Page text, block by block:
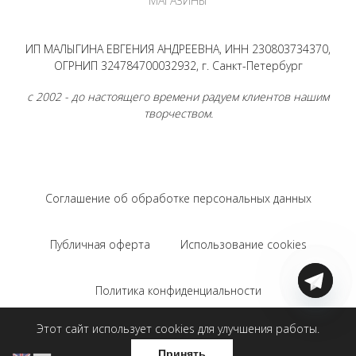
ИП МАЛЫГИНА ЕВГЕНИЯ АНДРЕЕВНА, ИНН 230803734370,
ОГРНИП 324784700032932, г. Санкт-Петербург
с 2002 - до настоящего времени радуем клиентов нашим
творчеством.
Соглашение об обработке персональных данных
Публичная оферта Использование cookies
Политика конфиденциальности
Соглашение на использование Яндекс.Метрики
Этот сайт использует cookies для улучшения работы.